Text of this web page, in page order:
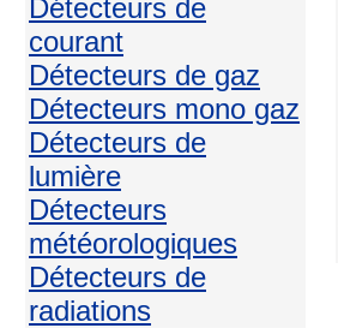
Détecteurs de
courant
Détecteurs de gaz
Détecteurs mono gaz
Détecteurs de
lumière
Détecteurs
météorologiques
Détecteurs de
radiations